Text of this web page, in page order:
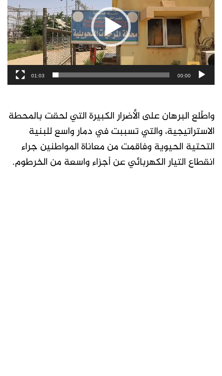
00:00
01:03
واطّلع البرهان على الأضرار الكبيرة التي لحقت بالمحطة
الاستراتيجية، والتي تسببت في دمار واسع للبنية
التحتية الحيوية وفاقمت من معاناة المواطنين جراء
انقطاع التيار الكهربائي عن أجزاء واسعة من الخرطوم.